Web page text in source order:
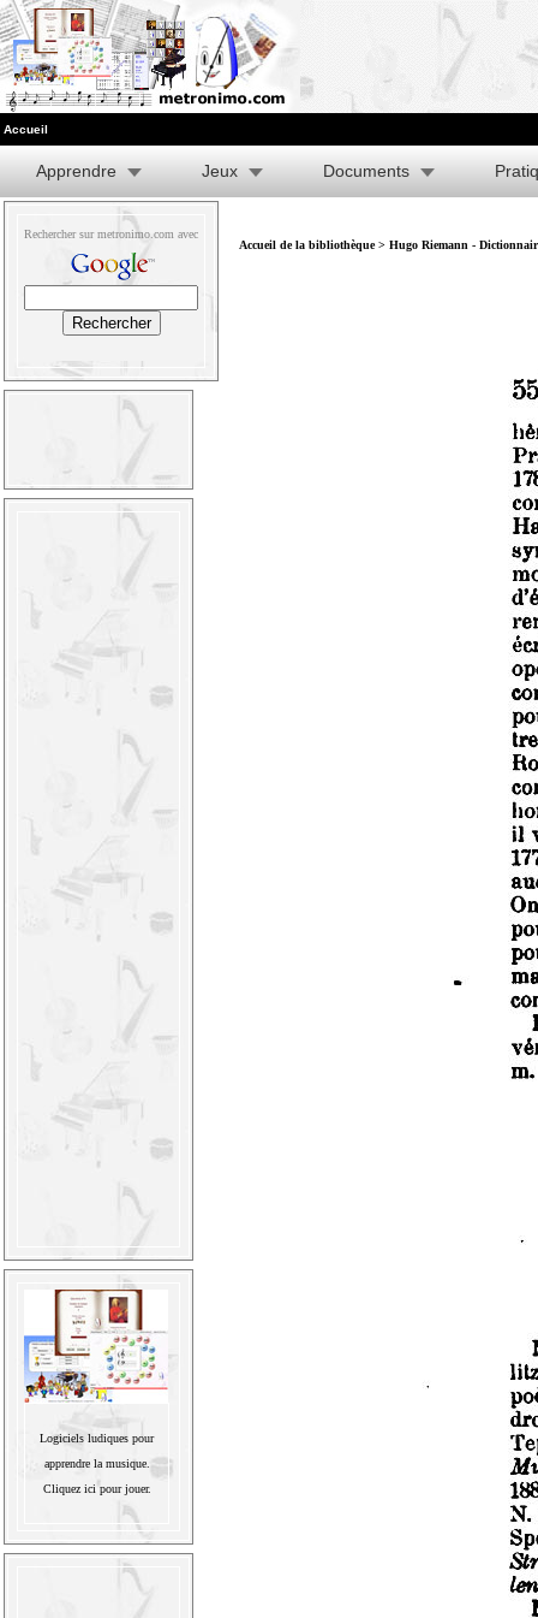
Accueil
Apprendre Jeux Documents
Rechercher sur metronimo.com avec
Logiciels ludiques pour
apprendre la musique.
Cliquez ici pour jouer.
Accueil de la bibliothèque> Hugo Riemann -